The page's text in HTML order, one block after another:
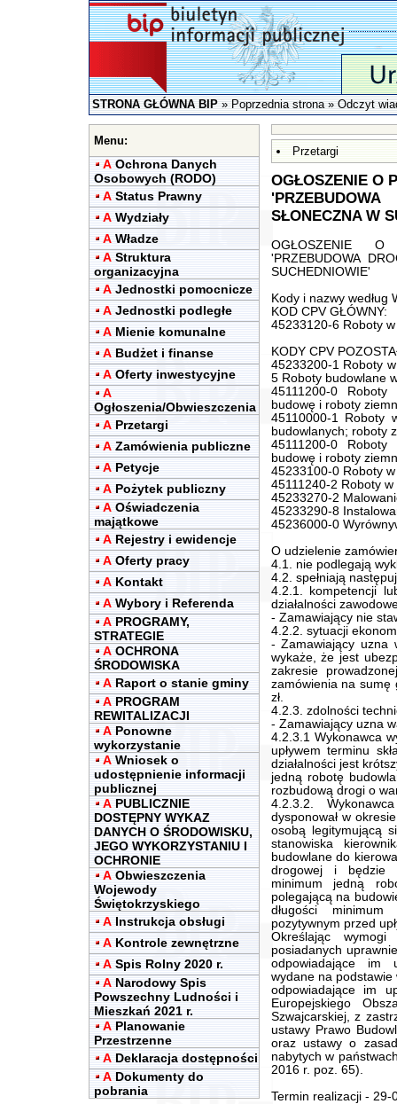
STRONA GŁÓWNA BIP»Poprzednia strona» Odczyt
Menu:
A Ochrona Danych
Osobowych (RODO)
A Status Prawny
A Wydziały
A Władze
A Struktura
organizacyjna
A Jednostki pomocnicze
A Jednostki podległe
A Mienie komunalne
A Budżet i finanse
A Oferty inwestycyjne
A
Ogłoszenia/Obwieszczenia
A Przetargi
A Zamówienia publiczne
A Petycje
A Pożytek publiczny
A Oświadczenia
majątkowe
A Rejestry i ewidencje
A Oferty pracy
A Kontakt
A Wybory i Referenda
A PROGRAMY,
STRATEGIE
A OCHRONA
ŚRODOWISKA
A Raport o stanie gminy
A PROGRAM
REWITALIZACJI
A Ponowne
wykorzystanie
A Wniosek o
udostępnienie informacji
publicznej
A PUBLICZNIE
DOSTĘPNY WYKAZ
DANYCH O ŚRODOWISKU,
JEGO WYKORZYSTANIU I
OCHRONIE
A Obwieszczenia
Wojewody
Świętokrzyskiego
A Instrukcja obsługi
A Kontrole zewnętrzne
A Spis Rolny 2020 r.
A Narodowy Spis
Powszechny Ludności i
Mieszkań 2021 r.
A Planowanie
Przestrzenne
A Deklaracja dostępności
A Dokumenty do
pobrania
Przetargi
OGŁOSZENIE O
SŁONECZNA W
OGŁOSZENIE O
'PRZEBUDOWA
SUCHEDNIOWIE'
Kody i nazwy według
KOD CPV GŁÓWNY:
45233120-6 Roboty
KODY CPV
45233200-1 Roboty
5 Roboty budowlane
45111200-0
budowę i roboty
45110000-1 Roboty
budowlanych; roboty
45111200-0
budowę i roboty
45233100-0 Roboty
45111240-2 Roboty
45233270-2
45233290-8
45236000-0
O udzielenie
4.1. nie podlegają
4.2. spełniają
4.2.1. kompetencji
działalności
- Zamawiający nie
4.2.2. sytuacji
- Zamawiający uzna
wykaże, że jest
zakresie
zamówienia na sumę
zł.
4.2.3. zdolności
- Zamawiający uzna
4.2.3.1 Wykonawca
upływem terminu
działalności jest
jedną robotę
rozbudową drogi o
4.2.3.2.
dysponował w
osobą legitymującą
stanowiska
budowlane do
drogowej i będzie
minimum jedną
polegającą na
długości
pozytywnym przed
Określając
posiadanych
odpowiadające im
wydane na podstawie
odpowiadające im
Europejskiego
Szwajcarskiej, z
ustawy Prawo
oraz ustawy o
nabytych w
2016 r. poz. 65).
Termin realizacji - 29-